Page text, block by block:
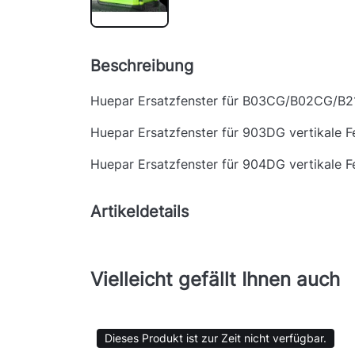
Beschreibung
Huepar Ersatzfenster für B03CG/B02CG/
Huepar Ersatzfenster für 903DG vertikale
Huepar Ersatzfenster für 904DG vertikale
Artikeldetails
Vielleicht gefällt Ihnen auch
Dieses Produkt ist zur Zeit nicht verfügbar.